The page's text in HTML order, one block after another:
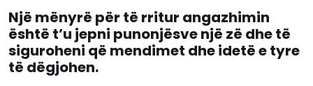
Një mënyrë për të rritur angazhimin
është t’u jepni punonjësve një zë dhe të
siguroheni që mendimet dhe idetë e tyre
të dëgjohen.